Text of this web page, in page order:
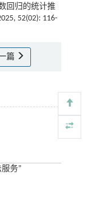
回归的统计推
52(02): 116-
篇
务”